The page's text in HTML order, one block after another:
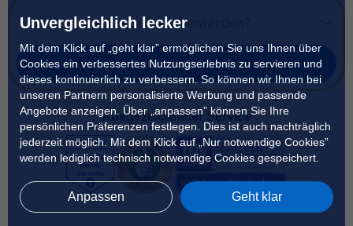
Unvergleichlich lecker
Mit dem Klick auf „geht klar” ermöglichen Sie uns Ihnen über
Cookies ein verbessertes Nutzungserlebnis zu servieren und
dieses kontinuierlich zu verbessern. So können wir Ihnen bei
unseren Partnern personalisierte Werbung und passende
Angebote anzeigen. Über „anpassen” können Sie Ihre
persönlichen Präferenzen festlegen. Dies ist auch nachträglich
jederzeit möglich. Mit dem Klick auf „Nur notwendige Cookies”
werden lediglich technisch notwendige Cookies gespeichert.
Anpassen Geht klar
Wofür wollen Sie die Karte verwenden?
vergleichen
Ausgezeichneter Service